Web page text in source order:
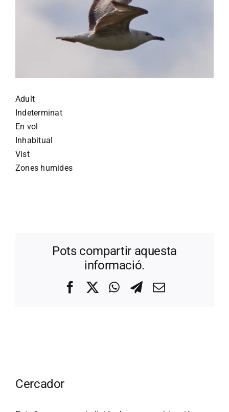
Adult
Indeterminat
En vol
Inhabitual
Vist
Zones humides
Pots compartir aquesta
informació.
FacebookWhatsApp
Telegram
Correo
Cercador